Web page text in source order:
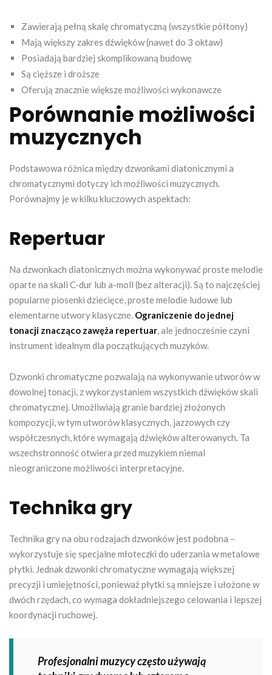
Zawierają pełną skalę chromatyczną (wszystkie półtony)
Mają większy zakres dźwięków (nawet do 3 oktaw)
Posiadają bardziej skomplikowaną budowę
Są cięższe i droższe
Oferują znacznie większe możliwości wykonawcze
Porównanie możliwości
muzycznych
Podstawowa różnica między dzwonkami diatonicznymi a
chromatycznymi dotyczy ich możliwości muzycznych.
Porównajmy je w kilku kluczowych aspektach:
Repertuar
Na dzwonkach diatonicznych można wykonywać proste melodie
oparte na skali C-dur lub a-moll (bez alteracji). Są to najczęściej
popularne piosenki dziecięce, proste melodie ludowe lub
elementarne utwory klasyczne. Ograniczenie do jednej
tonacji znacząco zawęża repertuar , ale jednocześnie czyni
instrument idealnym dla początkujących muzyków.
Dzwonki chromatyczne pozwalają na wykonywanie utworów w
dowolnej tonacji, z wykorzystaniem wszystkich dźwięków skali
chromatycznej. Umożliwiają granie bardziej złożonych
kompozycji, w tym utworów klasycznych, jazzowych czy
współczesnych, które wymagają dźwięków alterowanych. Ta
wszechstronność otwiera przed muzykiem niemal
nieograniczone możliwości interpretacyjne.
Technika gry
Technika gry na obu rodzajach dzwonków jest podobna –
wykorzystuje się specjalne młoteczki do uderzania w metalowe
płytki. Jednak dzwonki chromatyczne wymagają większej
precyzji i umiejętności, ponieważ płytki są mniejsze i ułożone w
dwóch rzędach, co wymaga dokładniejszego celowania i lepszej
koordynacji ruchowej.
Profesjonalni muzycy często używają